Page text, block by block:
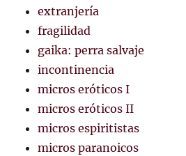
extranjería
fragilidad
gaika: perra salvaje
incontinencia
micros eróticos I
micros eróticos II
micros espiritistas
micros paranoicos